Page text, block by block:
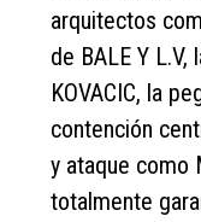
arquitectos
de BALE Y L.V,
KOVACIC, la
contención
y ataque como
totalmente